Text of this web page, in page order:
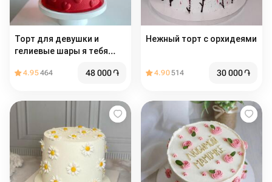
Торт для девушки и
гелиевые шары я тебя
4.95464 48 000֏
Нежный торт с орхидеями
4.90514 30 000֏